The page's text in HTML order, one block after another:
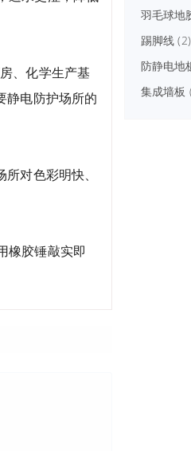
、化学生产基
静电防护场所的
对色彩明快、
橡胶锤敲实即
羽毛球地
踢脚线 (2)
防静电地
集成墙板